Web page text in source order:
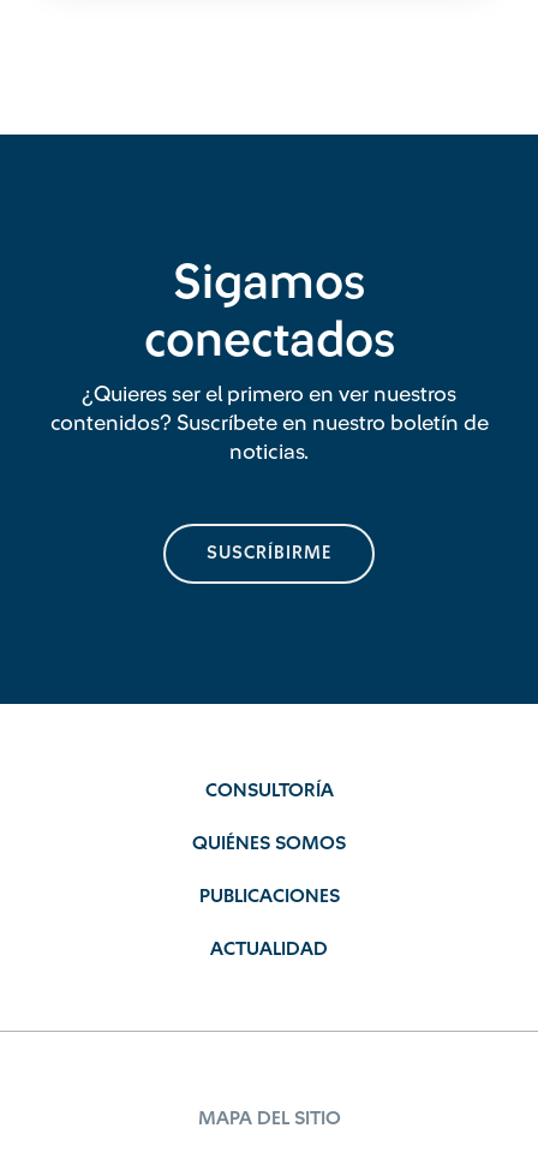
Sigamos
conectados
¿Quieres ser el primero en ver nuestros
contenidos? Suscríbete en nuestro boletín de
noticias.
SUSCRÍBIRME
CONSULTORÍA
QUIÉNES SOMOS
PUBLICACIONES
ACTUALIDAD
MAPA DEL SITIO